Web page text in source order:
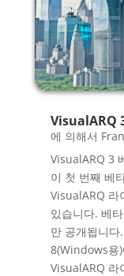
VisualARQ
에 의해서
VisualARQ 3
이 첫 번째 베
VisualARQ 라
있습니다. 베
만 공개됩니
8(Windows용
VisualARQ 라